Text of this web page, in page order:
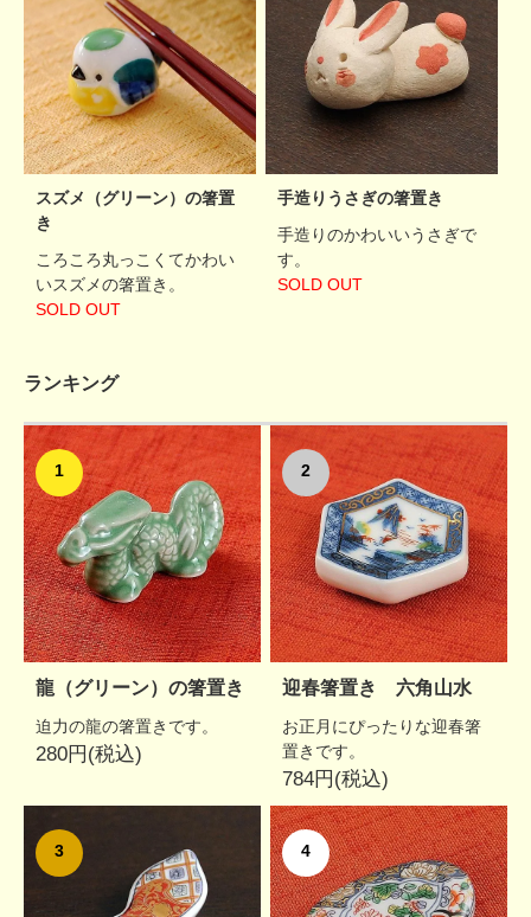
スズメ（グリーン）の箸置
き
ころころ丸っこくてかわい
いスズメの箸置き。
SOLD OUT
手造りうさぎの箸置き
手造りのかわいいうさぎで
す。
SOLD OUT
ランキング
1
龍（グリーン）の箸置き
迫力の龍の箸置きです。
280円(税込)
2
迎春箸置き 六角山水
お正月にぴったりな迎春箸
置きです。
784円(税込)
3 4